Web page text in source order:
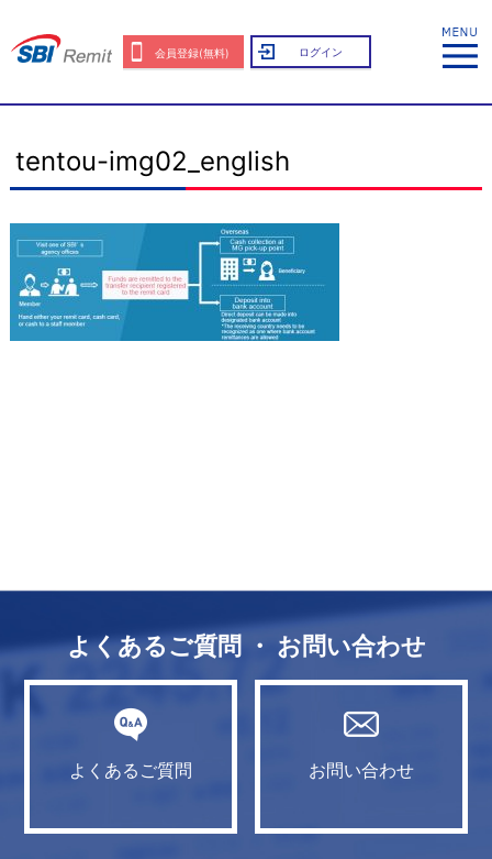
会員登録(無料) ログイン
tentou-img02_english
よくあるご質問 ・ お問い合わせ
よくあるご質問 お問い合わせ